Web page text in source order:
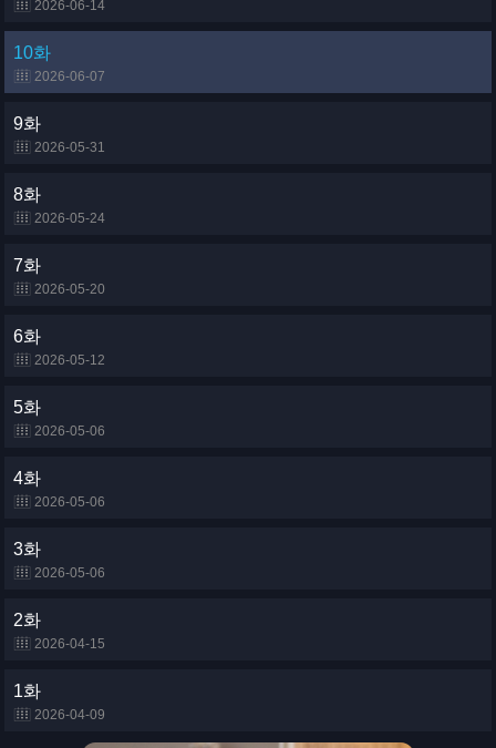
2026-06-14
10화
2026-06-07
9화
2026-05-31
8화
2026-05-24
7화
2026-05-20
6화
2026-05-12
5화
2026-05-06
4화
2026-05-06
3화
2026-05-06
2화
2026-04-15
1화
2026-04-09